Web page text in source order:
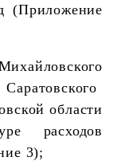
(Приложение
области
расходов
3);